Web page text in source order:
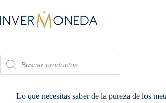
contenido
Búsqueda
de
productos
Lo que necesitas saber de la pureza de los